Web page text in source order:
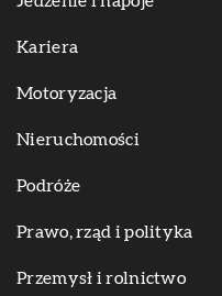
Kariera
Motoryzacja
Nieruchomości
Podróże
Prawo, rząd i polityka
Przemysł i rolnictwo